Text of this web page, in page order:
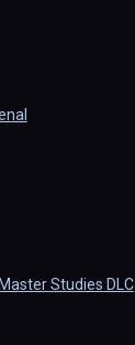
Studies DLC